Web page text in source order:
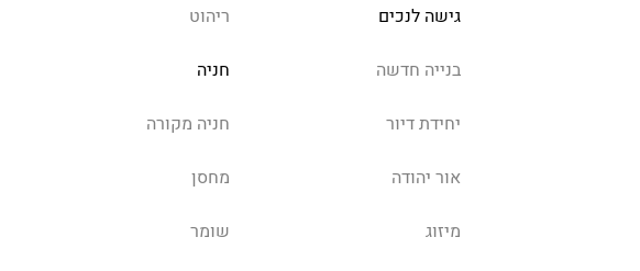
גישה לנכים ריהוט
בנייה חדשה חניה
יחידת דיור חניה מקורה
אור יהודה מחסן
מיזוג שומר